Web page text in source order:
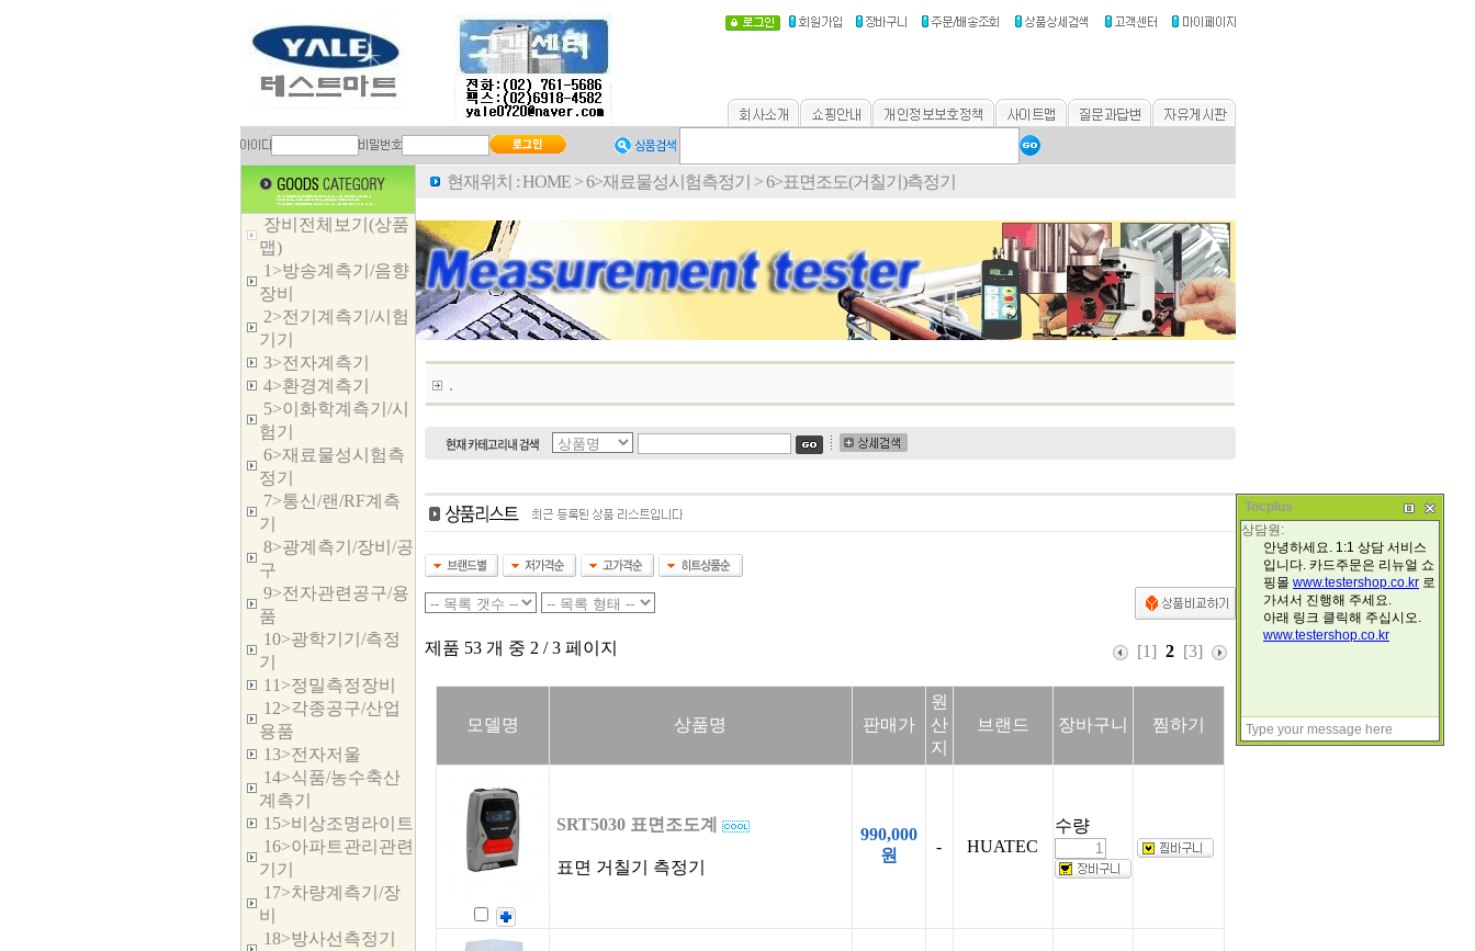
장비전체보기(상품
맵)
1>방송계측기/음향
장비
2>전기계측기/시험
기기
3>전자계측기
4>환경계측기
5>이화학계측기/시
험기
6>재료물성시험측
정기
7>통신/랜/RF계측
기
8>광계측기/장비/공
구
9>전자관련공구/용
품
10>광학기기/측정
기
11>정밀측정장비
12>각종공구/산업
용품
13>전자저울
14>식품/농수축산
계측기
15>비상조명라이트
16>아파트관리관련
기기
17>차량계측기/장
비
18>방사선측정기
현재위치 :HOME > 6>재료물성시험측정기 > 6>표면조도(거칠기)측정기
.
제품 53 개 중 2 / 3 페이지 [1] 2 [3]
모델명 상품명 판매가
원
산
지
브랜드 장바구니 찜하기
SRT5030 표면조도계
표면 거칠기 측정기
990,000
원
- HUATEC
수량
Tocplus